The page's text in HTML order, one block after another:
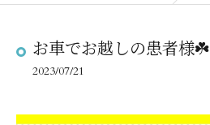
お車でお越しの患者様☘️
2023/07/21